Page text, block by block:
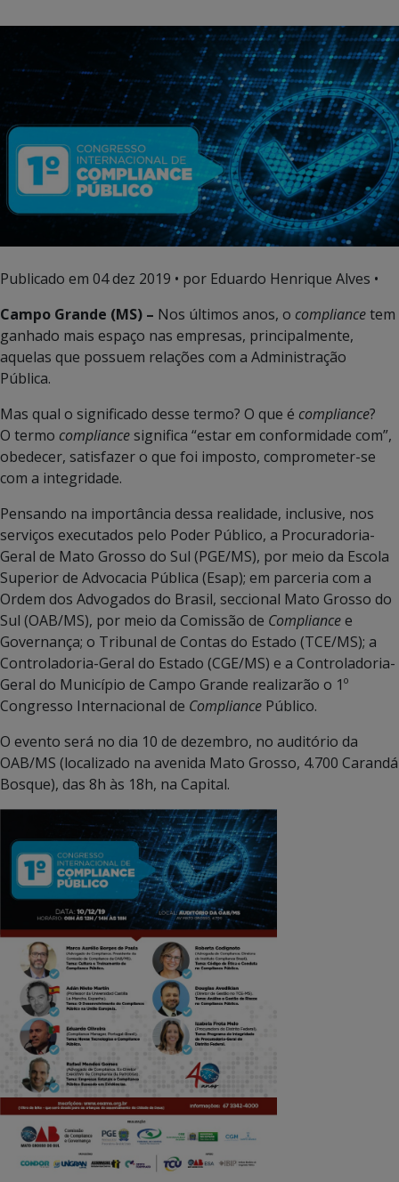
Publicado em 04 dez 2019 • por Eduardo Henrique Alves •
Campo Grande (MS) – Nos últimos anos, o compliancetem
ganhado mais espaço nas empresas, principalmente,
aquelas que possuem relações com a Administração
Pública.
Mas qual o significado desse termo? O que é compliance?
O termo compliancesignifica “estar em conformidade com”,
obedecer, satisfazer o que foi imposto, comprometer-se
com a integridade.
Pensando na importância dessa realidade, inclusive, nos
serviços executados pelo Poder Público, a Procuradoria-
Geral de Mato Grosso do Sul (PGE/MS), por meio da Escola
Superior de Advocacia Pública (Esap); em parceria com a
Ordem dos Advogados do Brasil, seccional Mato Grosso do
Sul (OAB/MS), por meio da Comissão de Compliancee
Governança; o Tribunal de Contas do Estado (TCE/MS); a
Controladoria-Geral do Estado (CGE/MS) e a Controladoria-
Geral do Município de Campo Grande realizarão o 1º
Congresso Internacional de Compliance Público.
O evento será no dia 10 de dezembro, no auditório da
OAB/MS (localizado na avenida Mato Grosso, 4.700 Carandá
Bosque), das 8h às 18h, na Capital.